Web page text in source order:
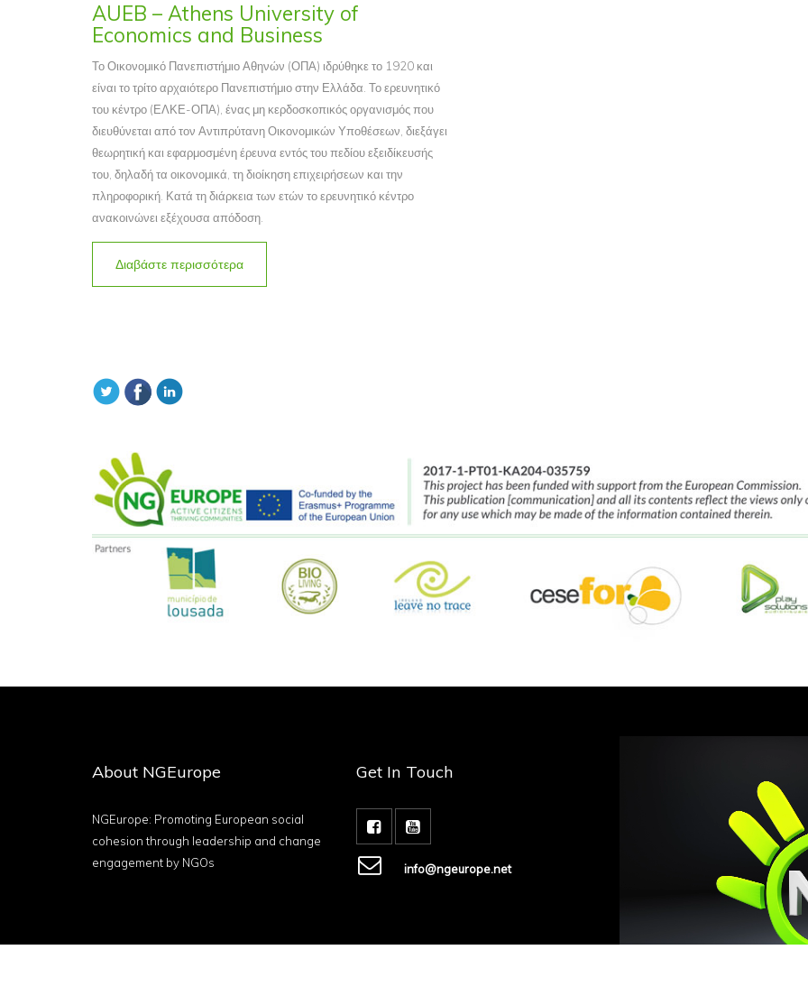
AUEB – Athens University of
Economics and Business
Το Οικονομικό Πανεπιστήμιο Αθηνών (ΟΠΑ) ιδρύθηκε το 1920 και
είναι το τρίτο αρχαιότερο Πανεπιστήμιο στην Ελλάδα. Το ερευνητικό
του κέντρο (ΕΛΚΕ-ΟΠΑ), ένας μη κερδοσκοπικός οργανισμός που
διευθύνεται από τον Αντιπρύτανη Οικονομικών Υποθέσεων, διεξάγει
θεωρητική και εφαρμοσμένη έρευνα εντός του πεδίου εξειδίκευσής
του, δηλαδή τα οικονομικά, τη διοίκηση επιχειρήσεων και την
πληροφορική. Κατά τη διάρκεια των ετών το ερευνητικό κέντρο
ανακοινώνει εξέχουσα απόδοση.
Διαβάστε περισσότερα
About NGEurope
NGEurope: Promoting European social
cohesion through leadership and change
engagement by NGOs
Get In Touch
info@ngeurope.net